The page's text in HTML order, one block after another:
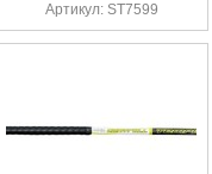
Артикул: ST7599